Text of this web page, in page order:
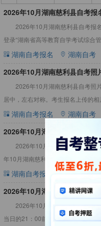
​2026年10月湖南慈利县自考报
2026年10月湖南慈利县自考报
登录“湖南省高等教育自学考试综合
https://nzkks.hneao.cn），进行课
湖南自考报名 湖南自考
2026年10月湖南慈利县自考照
2026年10月湖南慈利县自考照
居中，左右对称。考生报名上传的
确认，不再更改。详情见下文：
湖南自考报名 湖南自考
​2026年10月湖南慈利县自考报
2026年10月湖南慈利县自考报
年10月湖南慈利县自学考试的考生
看吧！2026年10月湖南慈利县自考
湖南自考报名 湖南自考
2026年10月湖南慈利县自考报
2026年10月湖南慈利县自考报
当日的21：00前完成，逾期视为放